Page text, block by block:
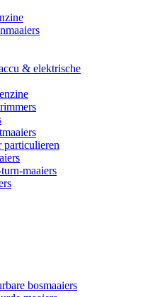
& elektrische
particulieren
maaiers
bosmaaiers